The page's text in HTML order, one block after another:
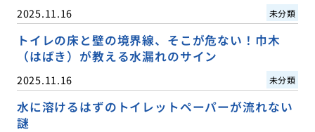
2025.11.16 未分類
トイレの床と壁の境界線、そこが危ない！巾木
（はばき）が教える水漏れのサイン
2025.11.16 未分類
水に溶けるはずのトイレットペーパーが流れない
謎